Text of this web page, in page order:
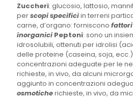
Zuccheri: glucosio, lattosio,
perscopi specificiin terreni
carne, d’organo: forniscono
inorganici Peptoni: sono un
idrosolubili, ottenuti per idrolisi
delle proteine (caseina, soja, ecc.)
concentrazioni adeguate per le
richieste, in vivo, da alcuni
aggiunto in concentrazioni
osmoticherichieste, in vivo, da